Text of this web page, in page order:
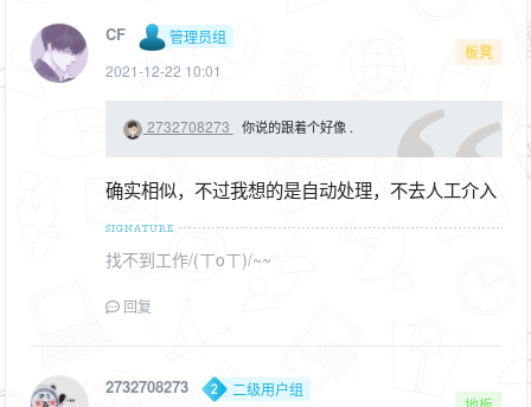
CF
管理员组
2021-12-22 10:01
板凳
2732708273 你说的跟着个好像 .
确实相似，不过我想的是自动处理，不去人工介入
找不到工作/(ㄒoㄒ)/~~
回复
2732708273 二级用户组